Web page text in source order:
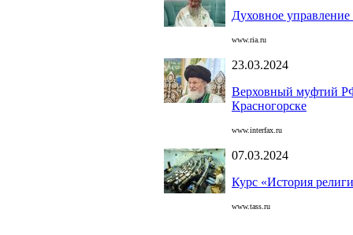
Духовное управление
www.ria.ru
23.03.2024
Верховный муфтий РФ
Красногорске
www.interfax.ru
07.03.2024
Курс «История
www.tass.ru